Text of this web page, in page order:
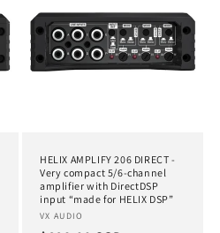
HELIX AMPLIFY 206 DIRECT -
Very compact 5/6-channel
amplifier with DirectDSP
input “made for HELIX DSP”
厂
VX AUDIO